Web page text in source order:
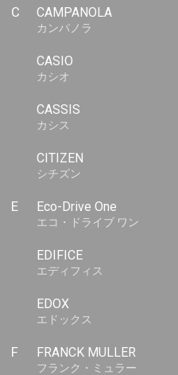
C CAMPANOLA
カンパノラ
CASIO
カシオ
CASSIS
カシス
CITIZEN
シチズン
E Eco-Drive One
エコ・ドライブ ワン
EDIFICE
エディフィス
EDOX
エドックス
F FRANCK MULLER
フランク・ミュラー